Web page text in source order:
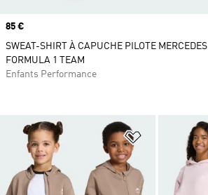
Ajouter à la
Prix
85 €
SWEAT-SHIRT À CAPUCHE PILOTE
FORMULA 1 TEAM
Enfants Performance